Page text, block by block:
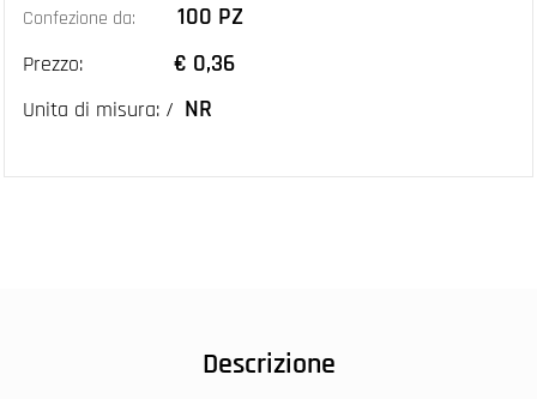
Confezione da: 100 PZ
Prezzo: € 0,36
Unita di misura: / NR
Descrizione